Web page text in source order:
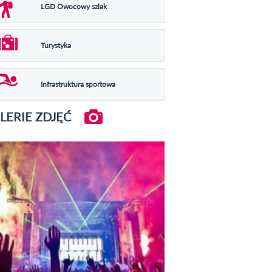
LGD Owocowy szlak
Turystyka
Infrastruktura sportowa
ZDJĘĆ